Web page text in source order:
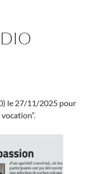
le 27/11/2025 pour